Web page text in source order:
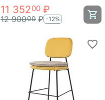
11 35200 ₽
12 90000 ₽ -12%